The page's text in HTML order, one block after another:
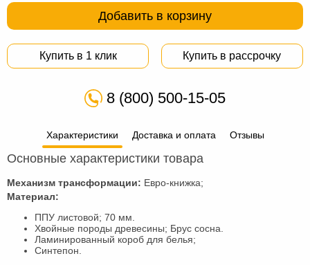
Добавить в корзину
Купить в 1 клик Купить в рассрочку
8 (800) 500-15-05
Характеристики Доставка и оплата Отзывы
Основные характеристики товара
Механизм трансформации: Евро-книжка;
Материал:
ППУ листовой; 70 мм.
Хвойные породы древесины; Брус сосна.
Ламинированный короб для белья;
Синтепон.